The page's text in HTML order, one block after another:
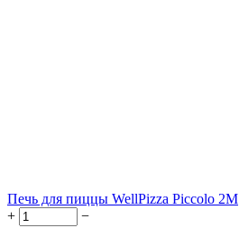
Печь для пиццы WellPizza Piccolo 2M
+
−